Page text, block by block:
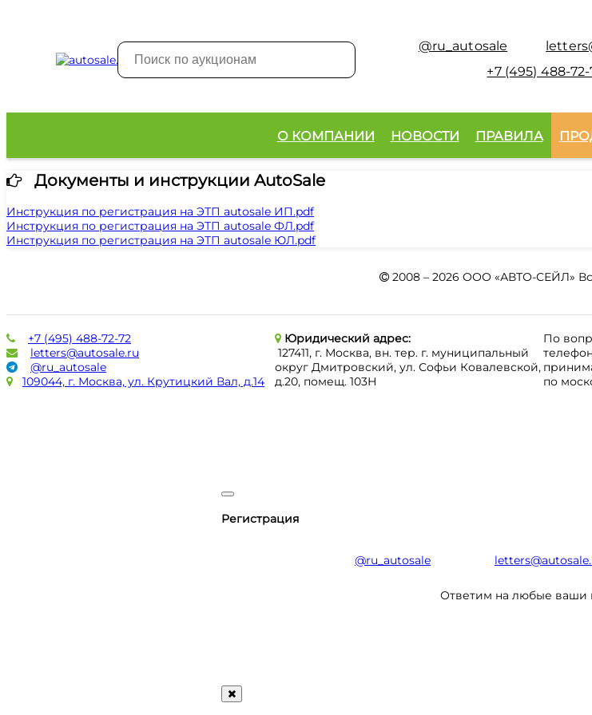
@ru_autosale
+7 (495) 488-72-
О КОМПАНИИ НОВОСТИ ПРАВИЛА
Документы и инструкции AutoSale
Инструкция по регистрация на ЭТП autosale ИП.pdf
Инструкция по регистрация на ЭТП autosale ФЛ.pdf
Инструкция по регистрация на ЭТП autosale ЮЛ.pdf
2008 – 2026 ООО «АВТО-СЕЙЛ»
+7 (495) 488-72-72
letters@autosale.ru
@ru_autosale
109044, г. Москва, ул. Крутицкий Вал, д.14
Юридический адрес:
127411, г. Москва, вн. тер. г. муниципальный
округ Дмитровский, ул. Софьи Ковалевской,
д.20, помещ. 103Н
По
по
Регистрация
@ru_autosale
Ответим на любые ваши